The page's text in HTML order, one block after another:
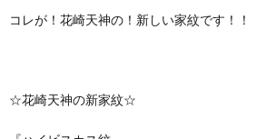
コレが！花崎天神の！新しい家紋です！！
☆花崎天神の新家紋☆